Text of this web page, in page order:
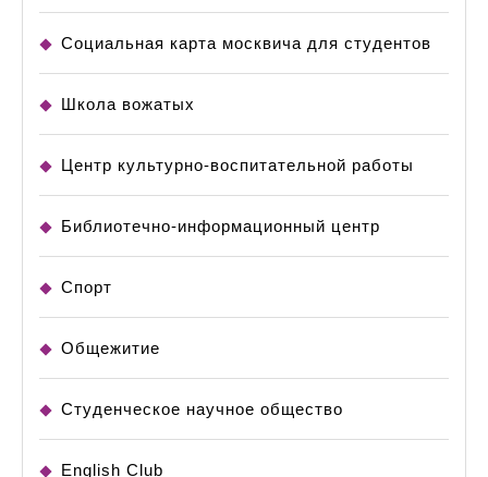
Социальная карта москвича для студентов
Школа вожатых
Центр культурно-воспитательной работы
Библиотечно-информационный центр
Спорт
Общежитие
Студенческое научное общество
English Club